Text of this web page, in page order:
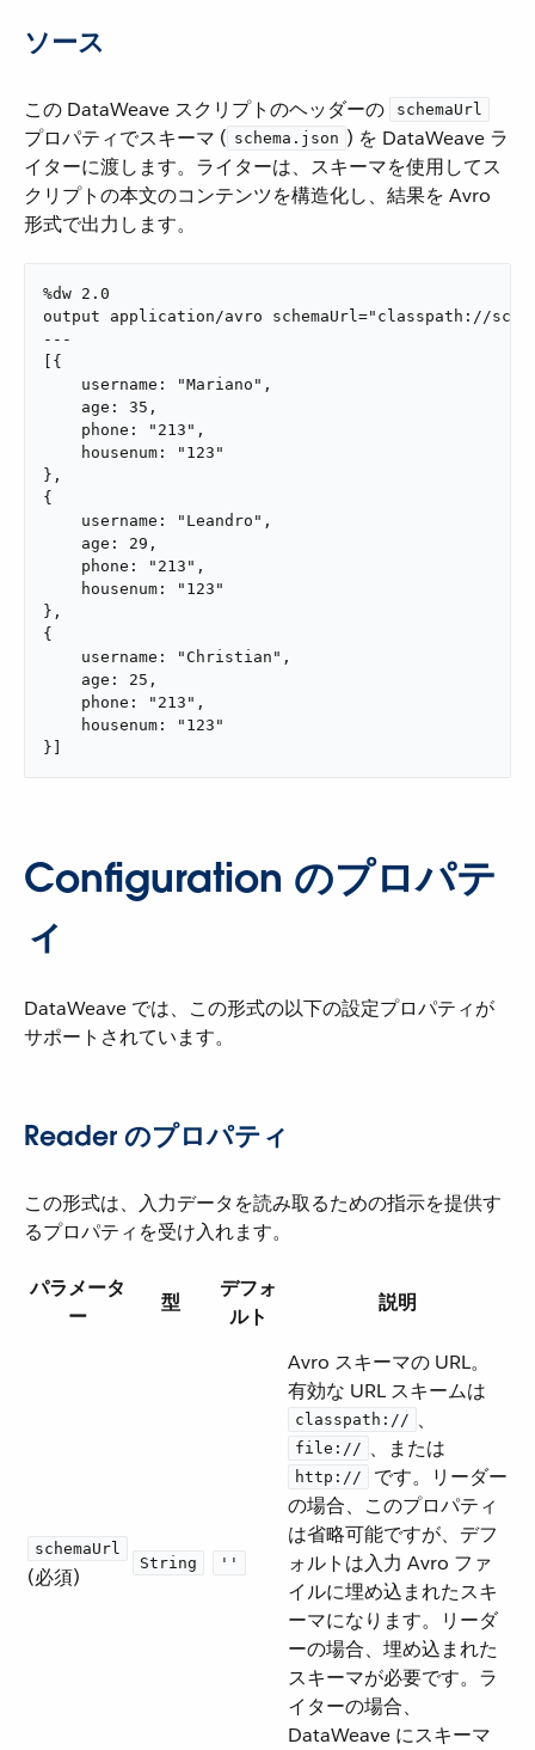
ソース
この DataWeave スクリプトのヘッダーの ​ schemaUrl
プロパティでスキーマ (​ schema.json ​) を DataWeave ラ
イターに渡します。ライターは、スキーマを使用してス
クリプトの本文のコンテンツを構造化し、結果を Avro
形式で出力します。
%dw 2.0
output application/avro schemaUrl="classpath://
---
[{
    username: "Mariano",
    age: 35,
    phone: "213",
    housenum: "123"
},
{
    username: "Leandro",
    age: 29,
    phone: "213",
    housenum: "123"
},
{
    username: "Christian",
    age: 25,
    phone: "213",
    housenum: "123"
}]
Configuration のプロパテ
ィ
DataWeave では、この形式の以下の設定プロパティが
サポートされています。
Reader のプロパティ
この形式は、入力データを読み取るための指示を提供す
るプロパティを受け入れます。
パラメータ
ー
型
デフォ
ルト
説明
schemaUrl
(必須)
String ''
Avro スキーマの URL。
有効な URL スキームは ​
classpath:// ​、​
file:// ​、または ​
http://
​ です。リーダー
の場合、このプロパティ
は省略可能ですが、デフ
ォルトは入力 Avro ファ
イルに埋め込まれたスキ
ーマになります。リーダ
ーの場合、埋め込まれた
スキーマが必要です。ラ
イターの場合、
DataWeave にスキーマ